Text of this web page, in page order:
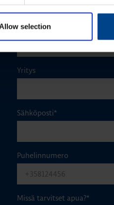
Allow selection
Sukunimi*
Yritys
Sähköposti*
Puhelinnumero
Missä tarvitset apua?*